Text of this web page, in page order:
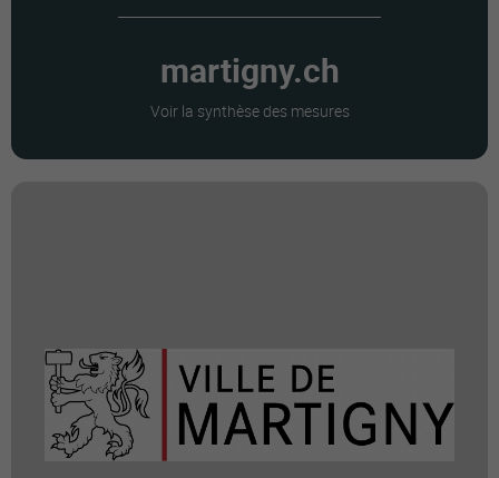
martigny.ch
Voir la synthèse des mesures